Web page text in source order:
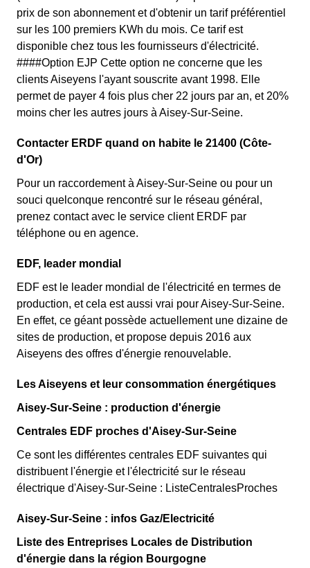
prix de son abonnement et d'obtenir un tarif préférentiel
sur les 100 premiers KWh du mois. Ce tarif est
disponible chez tous les fournisseurs d'électricité.
####Option EJP Cette option ne concerne que les
clients Aiseyens l'ayant souscrite avant 1998. Elle
permet de payer 4 fois plus cher 22 jours par an, et 20%
moins cher les autres jours à Aisey-Sur-Seine.
Contacter ERDF quand on habite le 21400 (Côte-
d'Or)
Pour un raccordement à Aisey-Sur-Seine ou pour un
souci quelconque rencontré sur le réseau général,
prenez contact avec le service client ERDF par
téléphone ou en agence.
EDF, leader mondial
EDF est le leader mondial de l'électricité en termes de
production, et cela est aussi vrai pour Aisey-Sur-Seine.
En effet, ce géant possède actuellement une dizaine de
sites de production, et propose depuis 2016 aux
Aiseyens des offres d'énergie renouvelable.
Les Aiseyens et leur consommation énergétiques
Aisey-Sur-Seine : production d'énergie
Centrales EDF proches d'Aisey-Sur-Seine
Ce sont les différentes centrales EDF suivantes qui
distribuent l'énergie et l'électricité sur le réseau
électrique d'Aisey-Sur-Seine : ListeCentralesProches
Aisey-Sur-Seine : infos Gaz/Electricité
Liste des Entreprises Locales de Distribution
d'énergie dans la région Bourgogne